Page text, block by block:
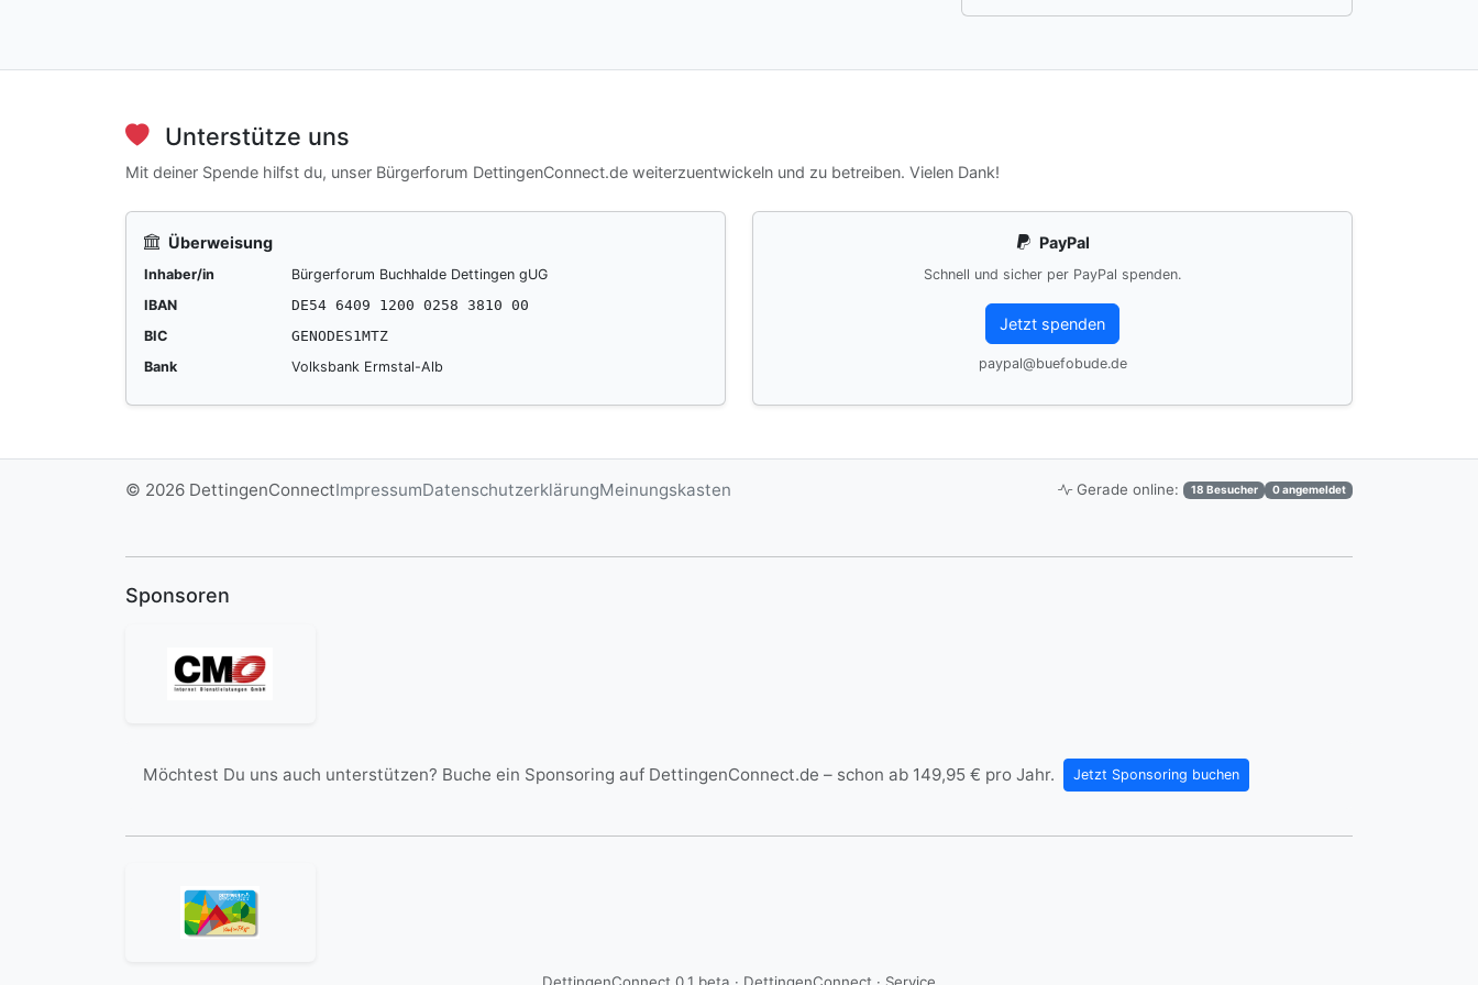
Unterstütze uns
Mit deiner Spende hilfst du, unser Bürgerforum DettingenConnect.de weiterzuentwickeln und zu betreiben. Vielen Dank!
Überweisung
Inhaber/in
Bürgerforum Buchhalde Dettingen gUG
IBAN
DE54 6409 1200 0258 3810 00
BIC
GENODES1MTZ
Bank
Volksbank Ermstal-Alb
PayPal
Schnell und sicher per PayPal spenden.
Jetzt spenden
paypal@buefobude.de
© 2026 DettingenConnectImpressumDatenschutzerklärungMeinungskasten Gerade online: 18 Besucher 0 angemeldet
Sponsoren
Möchtest Du uns auch unterstützen? Buche ein Sponsoring auf DettingenConnect.de – schon ab 149,95 € pro Jahr. Jetzt Sponsoring buchen
DettingenConnect 0.1 beta · DettingenConnect · Service